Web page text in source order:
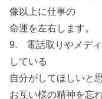
像以上に仕事の
命運を左右します。
9. 電話取りやメディ
している
自分がしてほしいと
お互い様の精神を忘